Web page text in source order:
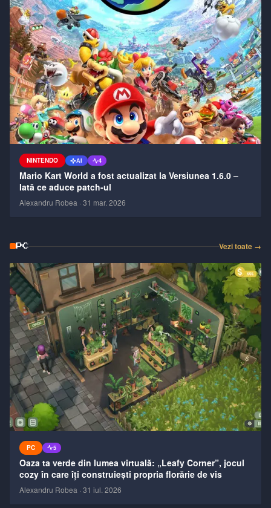
NINTENDO AI 4
Mario Kart World a fost actualizat la Versiunea 1.6.0 –
Iată ce aduce patch-ul
Alexandru Robea · 31 mar. 2026
PC Vezi toate →
PC 5
Oaza ta verde din lumea virtuală: „Leafy Corner”, jocul
cozy în care îți construiești propria florărie de vis
Alexandru Robea · 31 iul. 2026